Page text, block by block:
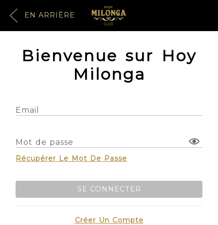
EN ARRIÈRE
Bienvenue sur Hoy
Milonga
Email
Mot de passe
Récupérer Le Mot De Passe
SE CONNECTER
Créer Un Compte